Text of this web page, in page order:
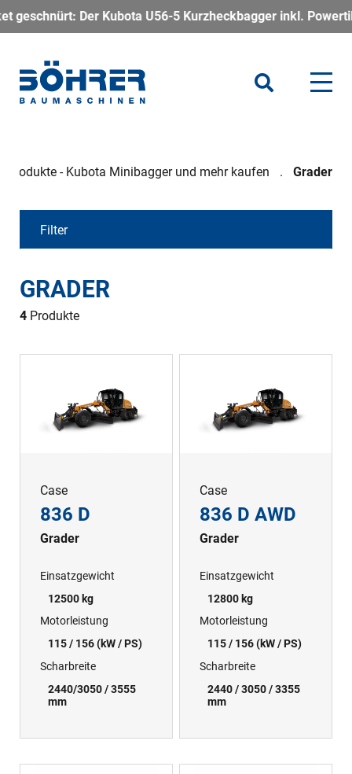
Der Kubota U56-5 Kurzheckbagger inkl.
Produkte - Kubota Minibagger und mehr kaufen Grader
Filter
GRADER
4 Produkte
Case
836 D
Grader
Einsatzgewicht
12500 kg
Motorleistung
115 / 156 (kW / PS)
Scharbreite
2440/3050 / 3555
mm
Case
836 D AWD
Grader
Einsatzgewicht
12800 kg
Motorleistung
115 / 156 (kW / PS)
Scharbreite
2440 / 3050 / 3355
mm